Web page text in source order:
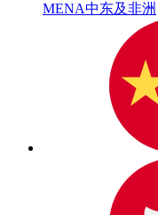
MENA中东及非洲